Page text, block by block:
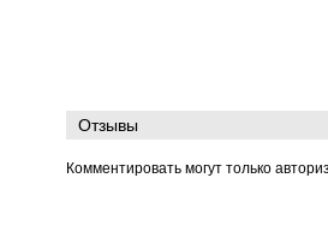
Отзывы
Комментировать могут только